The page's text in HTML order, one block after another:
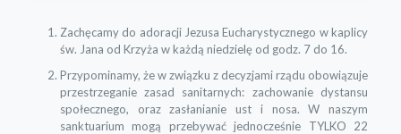
Zachęcamy do adoracji Jezusa Eucharystycznego w kaplicy
św. Jana od Krzyża w każdą niedzielę od godz. 7 do 16.
Przypominamy, że w związku z decyzjami rządu obowiązuje
przestrzeganie zasad sanitarnych: zachowanie dystansu
społecznego, oraz zasłanianie ust i nosa. W naszym
sanktuarium mogą przebywać jednocześnie TYLKO 22